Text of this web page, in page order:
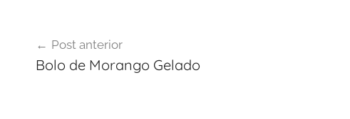
de
Post anterior
Bolo de Morango Gelado